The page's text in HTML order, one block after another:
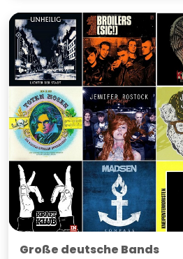
Große deutsche Bands